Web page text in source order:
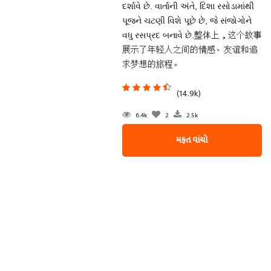
દર્શાવે છે. વાર્તાની અંતે, દિશા રસોડામાંથી
પૂજને ચટણી વિશે પૂછે છે, જે સંજોગોને
વધુ રસપ્રદ બનાવે છે.整体上，这个故事
展示了年轻人之间的情感、友谊和追
求梦想的旅程。
(14.9k)
6.4k 2 2.5k
મફત વાંચો